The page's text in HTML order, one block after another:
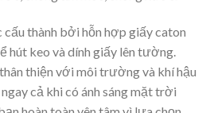
thành bởi hỗn hợp giấy caton
hút keo và dính giấy lên tường.
thiện với môi trường và khí hậu
cả khi có ánh sáng mặt trời